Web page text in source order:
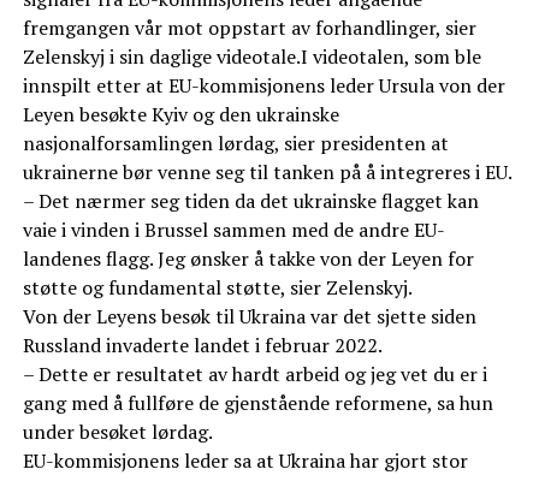
fremgangen vår mot oppstart av forhandlinger, sier
Zelenskyj i sin daglige videotale.I videotalen, som ble
innspilt etter at EU-kommisjonens leder Ursula von der
Leyen besøkte Kyiv og den ukrainske
nasjonalforsamlingen lørdag, sier presidenten at
ukrainerne bør venne seg til tanken på å integreres i EU.
– Det nærmer seg tiden da det ukrainske flagget kan
vaie i vinden i Brussel sammen med de andre EU-
landenes flagg. Jeg ønsker å takke von der Leyen for
støtte og fundamental støtte, sier Zelenskyj.
Von der Leyens besøk til Ukraina var det sjette siden
Russland invaderte landet i februar 2022.
– Dette er resultatet av hardt arbeid og jeg vet du er i
gang med å fullføre de gjenstående reformene, sa hun
under besøket lørdag.
EU-kommisjonens leder sa at Ukraina har gjort stor